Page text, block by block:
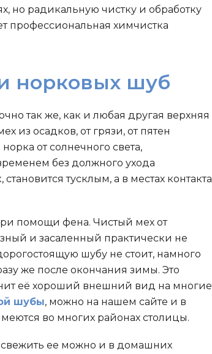
но радикальную чистку и обработку
профессиональная химчистка
норковых шуб
так же, как и любая другая верхняя
из осадков, от грязи, от пятен
от солнечного света,
без должного ухода
тусклым, а в местах контакта
помощи фена. Чистый мех от
и засаленный практически не
шубу не стоит, намного
же после окончания зимы. Это
её хороший внешний вид на многие
шубы, можно на нашем сайте и в
во многих районах столицы.
ее можно и в домашних